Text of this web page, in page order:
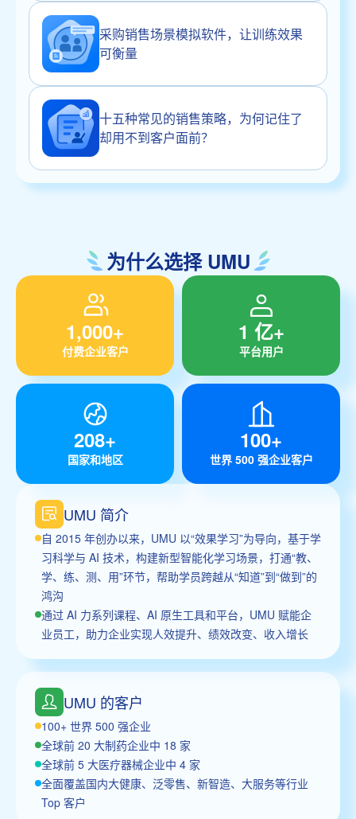
采购销售场景模拟软件，让训练效果
可衡量
十五种常见的销售策略，为何记住了
却用不到客户面前？
为什么选择 UMU
1,000+
付费企业客户
1 亿+
平台用户
208+
国家和地区
100+
世界 500 强企业客户
UMU 简介
自 2015 年创办以来，UMU 以“效果学习”为导向，基于学
习科学与 AI 技术，构建新型智能化学习场景，打通“教、
学、练、测、用”环节，帮助学员跨越从“知道”到“做到”的
鸿沟
通过 AI 力系列课程、AI 原生工具和平台，UMU 赋能企
业员工，助力企业实现人效提升、绩效改变、收入增长
UMU 的客户
100+ 世界 500 强企业
全球前 20 大制药企业中 18 家
全球前 5 大医疗器械企业中 4 家
全面覆盖国内大健康、泛零售、新智造、大服务等行业
Top 客户